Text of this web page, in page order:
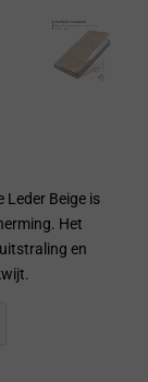
Leder Beige is
Het
en